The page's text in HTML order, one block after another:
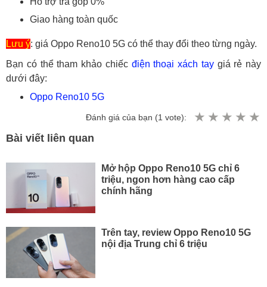
Giao hàng toàn quốc
Lưu ý: giá Oppo Reno10 5G có thể thay đổi theo từng ngày.
Bạn có thể tham khảo chiếc điện thoại xách taygiá rẻ này
dưới đây:
Oppo Reno10 5G
Đánh giá của bạn (1 vote):
Bài viết liên quan
Mở hộp Oppo Reno10 5G chỉ 6
triệu, ngon hơn hàng cao cấp
chính hãng
Trên tay, review Oppo Reno10 5G
nội địa Trung chỉ 6 triệu